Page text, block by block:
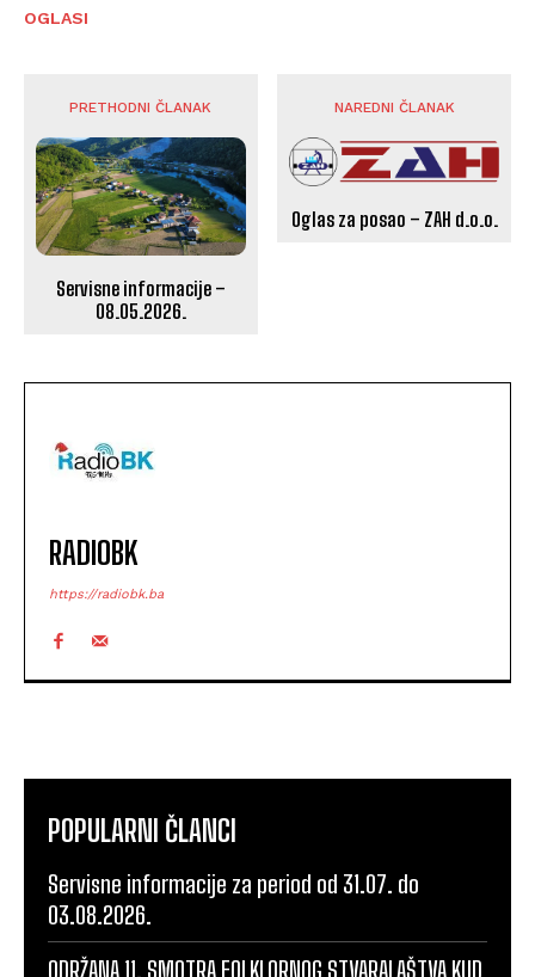
OGLASI
PRETHODNI ČLANAK
Servisne informacije –
08.05.2026.
NAREDNI ČLANAK
Oglas za posao – ZAH d.o.o.
RADIOBK
https://radiobk.ba
POPULARNI ČLANCI
Servisne informacije za period od 31.07. do
03.08.2026.
ODRŽANA 11. SMOTRA FOLKLORNOG STVARALAŠTVA KUD